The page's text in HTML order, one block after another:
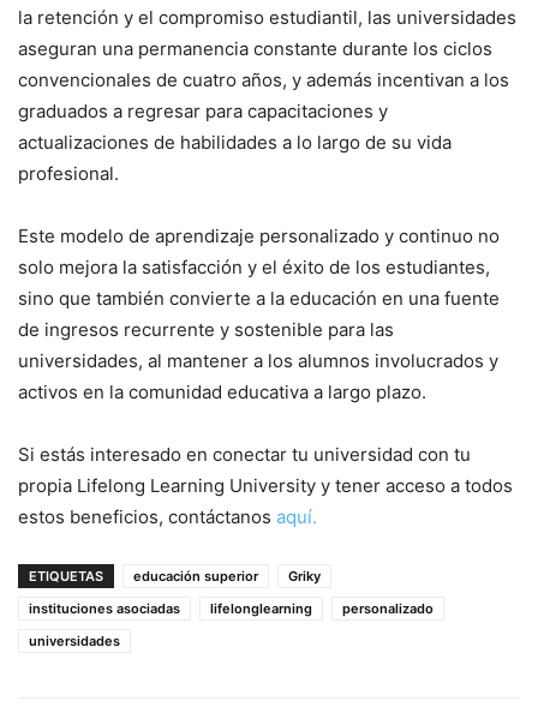
la retención y el compromiso estudiantil, las universidades
aseguran una permanencia constante durante los ciclos
convencionales de cuatro años, y además incentivan a los
graduados a regresar para capacitaciones y
actualizaciones de habilidades a lo largo de su vida
profesional.
Este modelo de aprendizaje personalizado y continuo no
solo mejora la satisfacción y el éxito de los estudiantes,
sino que también convierte a la educación en una fuente
de ingresos recurrente y sostenible para las
universidades, al mantener a los alumnos involucrados y
activos en la comunidad educativa a largo plazo.
Si estás interesado en conectar tu universidad con tu
propia Lifelong Learning University y tener acceso a todos
estos beneficios, contáctanos aquí.
ETIQUETAS educación superior
Griky
instituciones asociadas
lifelonglearning
personalizado
universidades